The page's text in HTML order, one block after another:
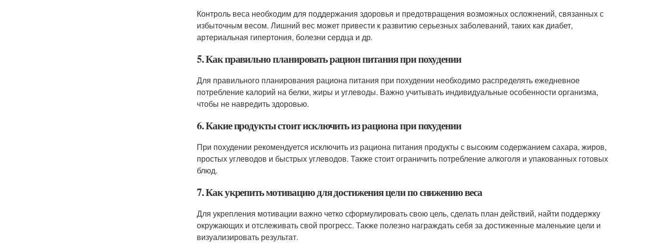
Контроль веса необходим для поддержания здоровья и предотвращения возможных осложнений, связанных с
избыточным весом. Лишний вес может привести к развитию серьезных заболеваний, таких как диабет,
артериальная гипертония, болезни сердца и др.
5. Как правильно планировать рацион питания при похудении
Для правильного планирования рациона питания при похудении необходимо распределять ежедневное
потребление калорий на белки, жиры и углеводы. Важно учитывать индивидуальные особенности организма,
чтобы не навредить здоровью.
6. Какие продукты стоит исключить из рациона при похудении
При похудении рекомендуется исключить из рациона питания продукты с высоким содержанием сахара, жиров,
простых углеводов и быстрых углеводов. Также стоит ограничить потребление алкоголя и упакованных готовых
блюд.
7. Как укрепить мотивацию для достижения цели по снижению веса
Для укрепления мотивации важно четко сформулировать свою цель, сделать план действий, найти поддержку
окружающих и отслеживать свой прогресс. Также полезно награждать себя за достиженные маленькие цели и
визуализировать результат.